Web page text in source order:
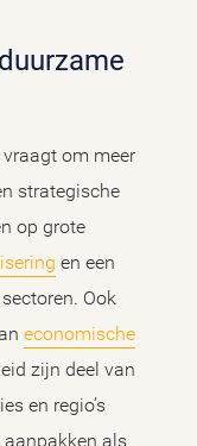
om meer
strategische
op grote
en een
Ook
economische
zijn deel van
en regio’s
aanpakken als